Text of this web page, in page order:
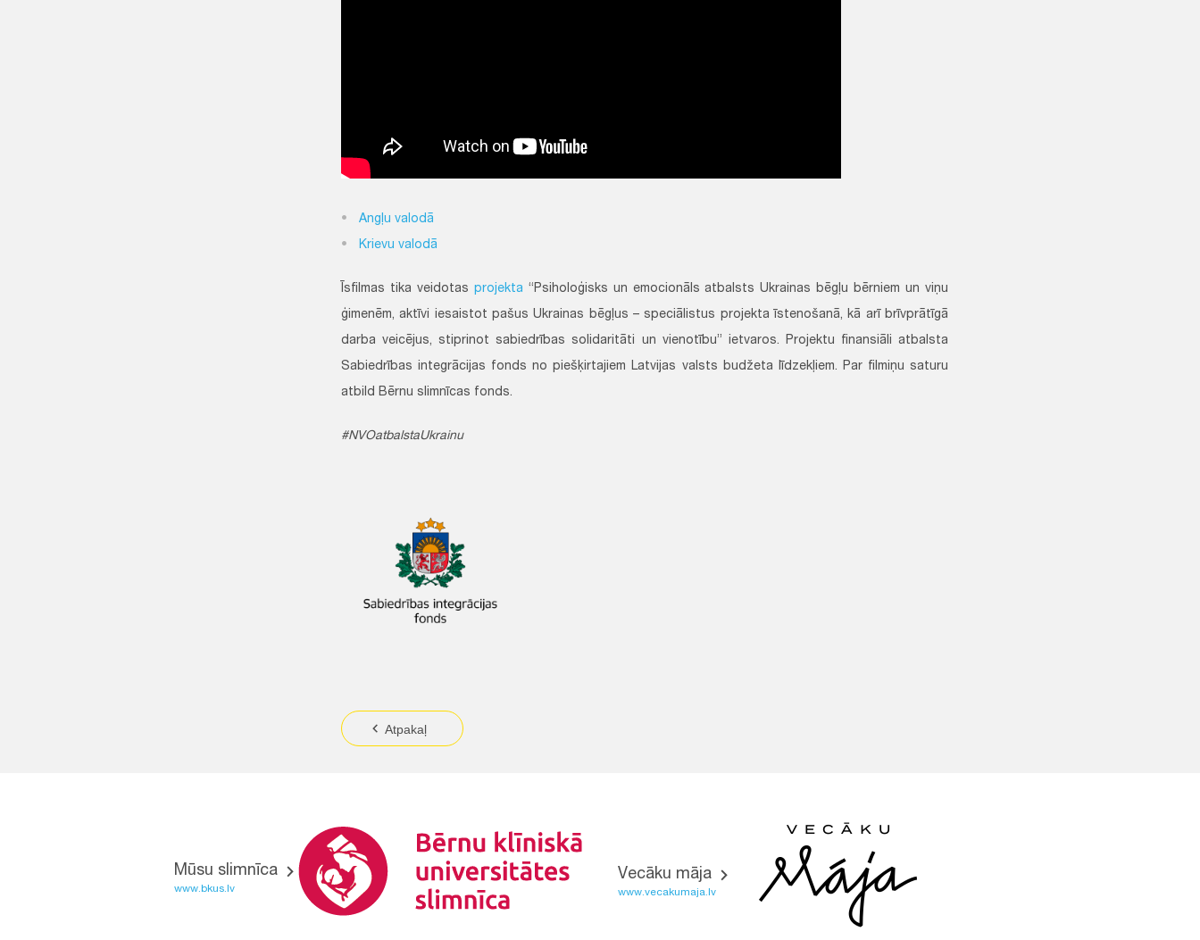
Angļu valodā
Krievu valodā
Īsfilmas tika veidotas projekta “Psiholoģisks un emocionāls atbalsts Ukrainas bēgļu bērniem un viņu
ģimenēm, aktīvi iesaistot pašus Ukrainas bēgļus – speciālistus projekta īstenošanā, kā arī brīvprātīgā
darba veicējus, stiprinot sabiedrības solidaritāti un vienotību” ietvaros. Projektu finansiāli atbalsta
Sabiedrības integrācijas fonds no piešķirtajiem Latvijas valsts budžeta līdzekļiem. Par filmiņu saturu
atbild Bērnu slimnīcas fonds.
#NVOatbalstaUkrainu
Atpakaļ
Mūsu slimnīca
www.bkus.lv
Vecāku māja
www.vecakumaja.lv